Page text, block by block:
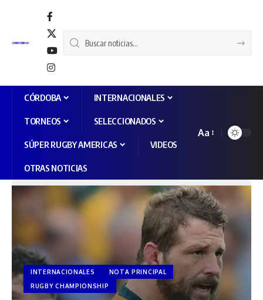
CÓRDOBA INTERNACIONALES
TORNEOS SELECCIONADOS
SÚPER RUGBY AMERICAS VIDEOS
OTRAS NOTICIAS
Aa
INTERNACIONALES
NOTA PRINCIPAL
RUGBY CHAMPIONSHIP